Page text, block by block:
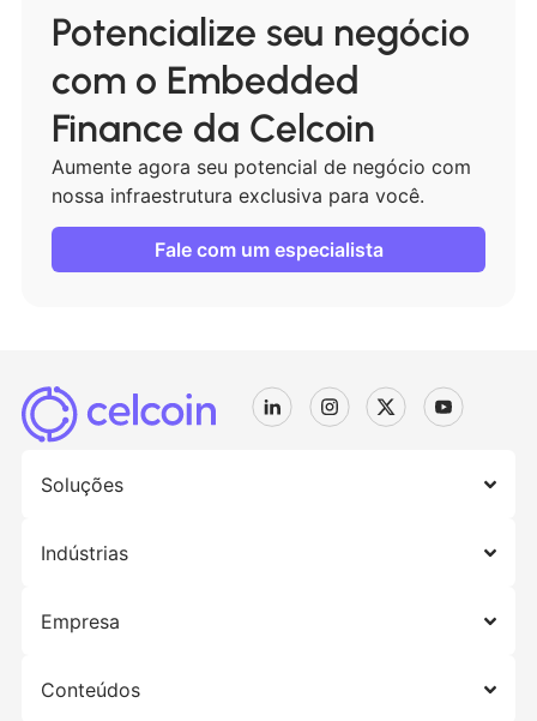
Potencialize seu negócio
com o Embedded
Finance da Celcoin
Aumente agora seu potencial de negócio com
nossa infraestrutura exclusiva para você.
Fale com um especialista
Soluções
Indústrias
Empresa
Conteúdos